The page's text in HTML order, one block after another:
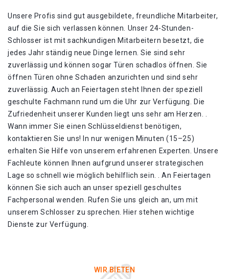
Unsere Profis sind gut ausgebildete, freundliche Mitarbeiter,
auf die Sie sich verlassen können. Unser 24-Stunden-
Schlosser ist mit sachkundigen Mitarbeitern besetzt, die
jedes Jahr ständig neue Dinge lernen. Sie sind sehr
zuverlässig und können sogar Türen schadlos öffnen. Sie
öffnen Türen ohne Schaden anzurichten und sind sehr
zuverlässig. Auch an Feiertagen steht Ihnen der speziell
geschulte Fachmann rund um die Uhr zur Verfügung. Die
Zufriedenheit unserer Kunden liegt uns sehr am Herzen. .
Wann immer Sie einen Schlüsseldienst benötigen,
kontaktieren Sie uns! In nur wenigen Minuten (15–25)
erhalten Sie Hilfe von unserem erfahrenen Experten. Unsere
Fachleute können Ihnen aufgrund unserer strategischen
Lage so schnell wie möglich behilflich sein. . An Feiertagen
können Sie sich auch an unser speziell geschultes
Fachpersonal wenden. Rufen Sie uns gleich an, um mit
unserem Schlosser zu sprechen. Hier stehen wichtige
Dienste zur Verfügung.
WIR BIETEN